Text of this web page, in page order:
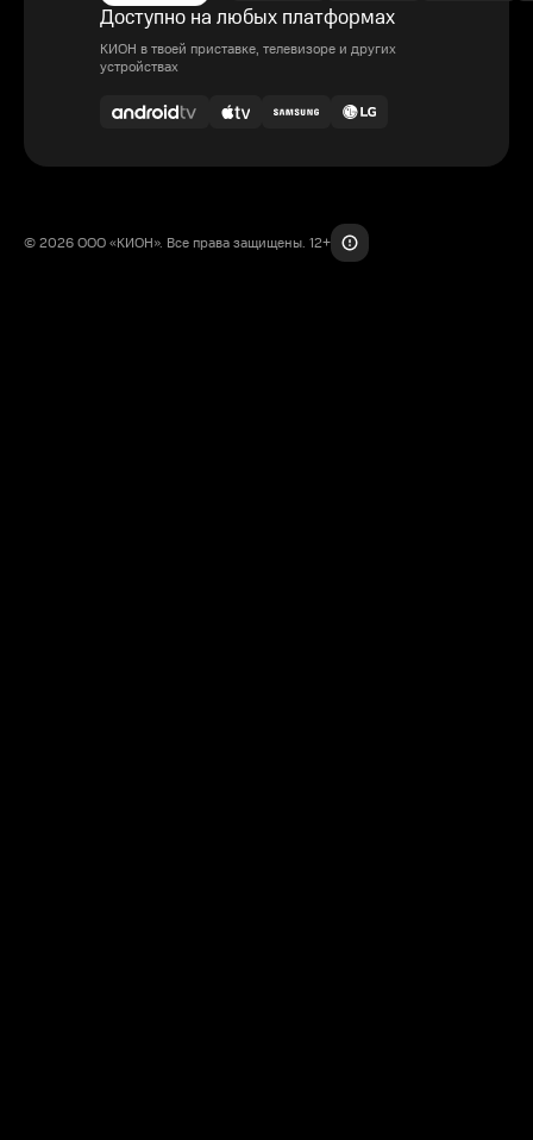
Доступно на любых платформах
КИОН в твоей приставке, телевизоре и других
устройствах
© 2026 ООО «КИОН». Все права защищены. 12+